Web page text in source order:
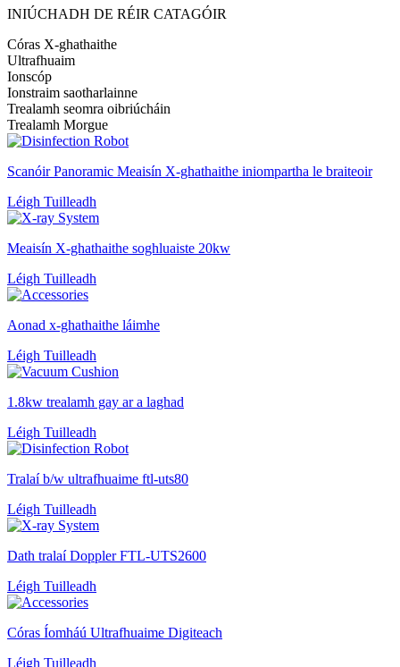
INIÚCHADH DE RÉIR CATAGÓIR
Córas X-ghathaithe
Ultrafhuaim
Ionscóp
Ionstraim saotharlainne
Trealamh seomra oibriúcháin
Trealamh Morgue
Scanóir Panoramic Meaisín X-ghathaithe iniompartha le braiteoir
Léigh Tuilleadh
Meaisín X-ghathaithe soghluaiste 20kw
Léigh Tuilleadh
Aonad x-ghathaithe láimhe
Léigh Tuilleadh
1.8kw trealamh gay ar a laghad
Léigh Tuilleadh
Tralaí b/w ultrafhuaime ftl-uts80
Léigh Tuilleadh
Dath tralaí Doppler FTL-UTS2600
Léigh Tuilleadh
Córas Íomháú Ultrafhuaime Digiteach
Léigh Tuilleadh